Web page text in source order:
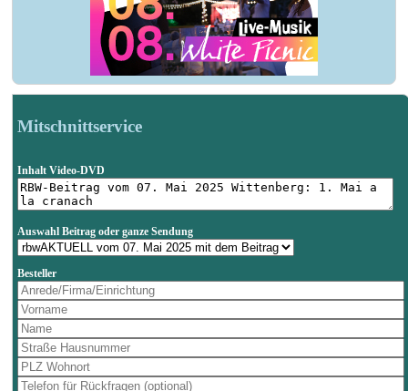
Mitschnittservice
Inhalt Video-DVD
Auswahl Beitrag oder ganze Sendung
Besteller